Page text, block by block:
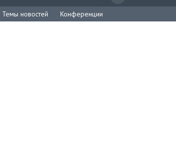
Темы новостей Конференции